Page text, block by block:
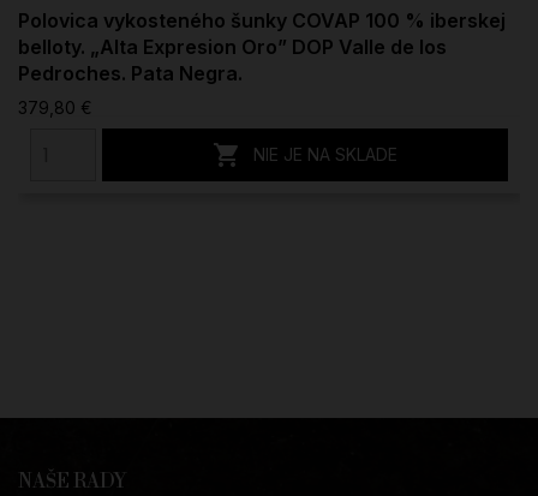
Polovica vykosteného šunky COVAP 100 % iberskej
belloty. „Alta Expresion Oro” DOP Valle de los
Pedroches. Pata Negra.
379,80 €
 NIE JE NA SKLADE
NAŠE RADY